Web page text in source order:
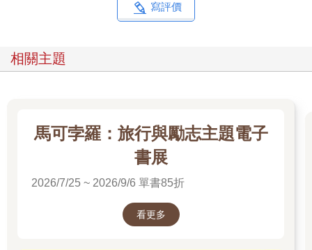
寫評價
相關主題
馬可孛羅：旅行與勵志主題電子
書展
2026/7/25 ~ 2026/9/6 單書85折
看更多